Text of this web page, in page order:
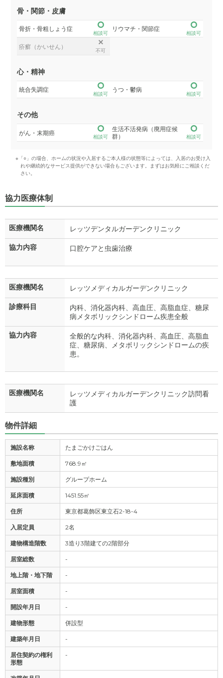
骨・関節・皮膚
骨折・骨粗しょう症
相談可
リウマチ・関節症
相談可
疥癬（かいせん）
不可
心・精神
統合失調症
相談可
うつ・鬱病
相談可
その他
がん・末期癌
相談可
生活不活発病（廃用症候
群）
相談可
※「○」の場合、ホームの状況や入居するご本人様の状態等によっては、入居のお受け入
れや継続的なサービス提供ができない場合もございます。まずはお気軽にご相談くだ
さい。
協力医療体制
医療機関名 レッツデンタルガーデンクリニック
協力内容 口腔ケアと虫歯治療
医療機関名 レッツメディカルガーデンクリニック
診療科目
内科、消化器内科、高血圧、高脂血症、糖尿
病メタボリックシンドローム疾患全般
協力内容
全般的な内科、消化器内科、高血圧、高脂血
症、糖尿病、メタボリックシンドロームの疾
患。
医療機関名
レッツメディカルガーデンクリニック訪問看
護
物件詳細
施設名称 たまごかけごはん
敷地面積 768.9㎡
施設種別 グループホーム
延床面積 1451.55㎡
住所 東京都葛飾区東立石2-18-4
入居定員 2名
建物構造階数 3造り3階建ての2階部分
居室総数 -
地上階・地下階 -
居室面積 -
開設年月日 -
建物形態 併設型
建築年月日 -
居住契約の権利
形態
-